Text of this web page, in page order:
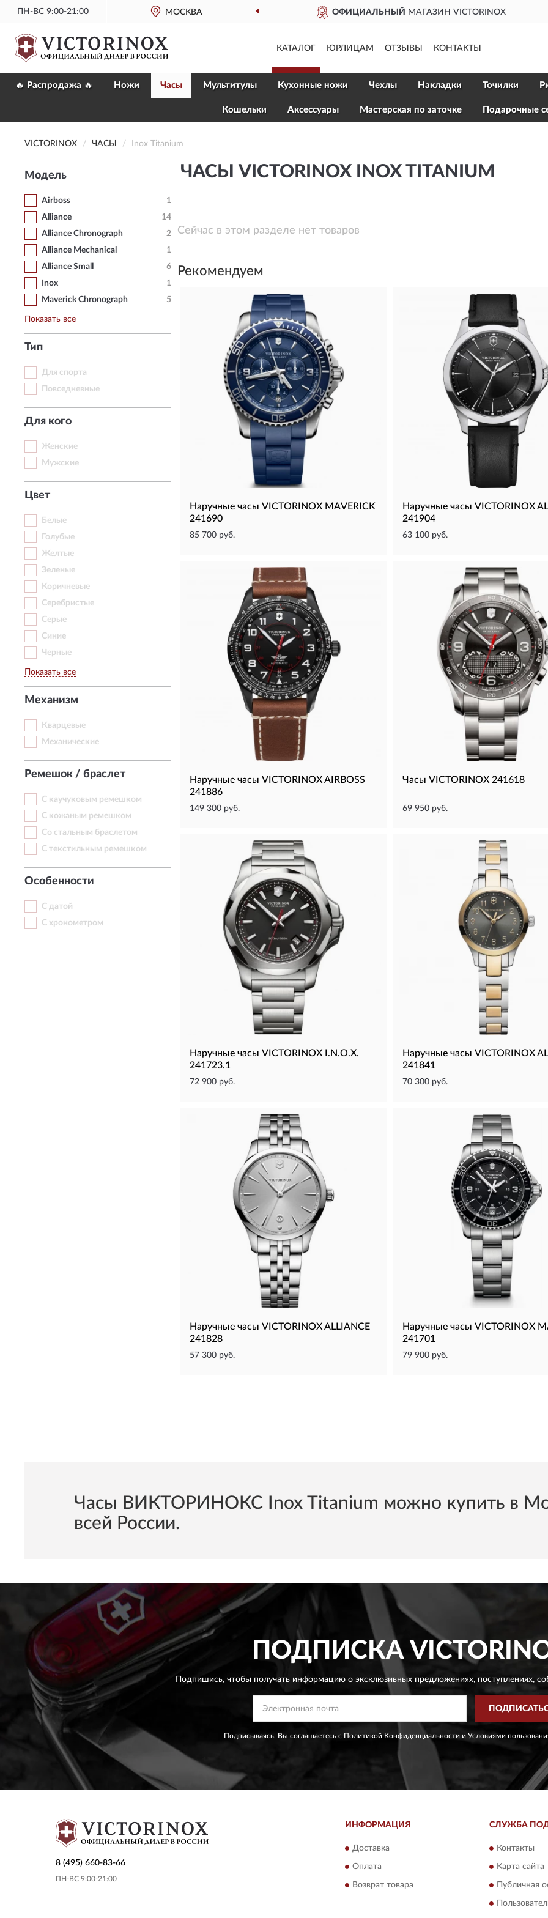
ПН-ВС 9:00-21:00 МОСКВА ОФИЦИАЛЬНЫЙ МАГАЗИН VICTORINOX
КАТАЛОГ ЮРЛИЦАМ ОТЗЫВЫ КОНТАКТЫ
🔥 Распродажа 🔥 Ножи Часы Мультитулы Кухонные ножи Чехлы Накладки Точилки
Кошельки Aксессуары Мастерская по заточке Подарочные
VICTORINOX ЧАСЫ Inox Titanium
Модель
Airboss
1
Alliance
14
Alliance Chronograph
2
Alliance Mechanical
1
Alliance Small
6
Inox
1
Maverick Chronograph
5
Показать все
Тип
Для спорта
Повседневные
Для кого
Женские
Мужские
Цвет
Белые
Голубые
Желтые
Зеленые
Коричневые
Серебристые
Серые
Синие
Черные
Показать все
Механизм
Кварцевые
Механические
Ремешок / браслет
С каучуковым ремешком
С кожаным ремешком
Со стальным браслетом
С текстильным ремешком
Особенности
С датой
С хронометром
ЧАСЫ VICTORINOX INOX TITANIUM
Сейчас в этом разделе нет товаров
Рекомендуем
Наручные часы VICTORINOX MAVERICK
241690
85 700 руб.
Наручные часы VICTORINOX
241904
63 100 руб.
Наручные часы VICTORINOX AIRBOSS
241886
149 300 руб.
Часы VICTORINOX 241618
69 950 руб.
Наручные часы VICTORINOX I.N.O.X.
241723.1
72 900 руб.
Наручные часы VICTORINOX
241841
70 300 руб.
Наручные часы VICTORINOX ALLIANCE
241828
57 300 руб.
Наручные часы VICTORINOX
241701
79 900 руб.
Часы ВИКТОРИНОКС Inox Titanium можно купить в
всей России.
ПОДПИСКА
Подпишись, чтобы получать информацию о эксклюзивных предложениях,поступлениях,
Подписываясь, Вы соглашаетесь с Политикой Конфиденциальности и Условиями
8 (495) 660-83-66
ПН-ВС 9:00-21:00
ИНФОРМАЦИЯ
Доставка
Оплата
Возврат товара
СЛУЖБА
Контакты
Карта сайта
Публичная